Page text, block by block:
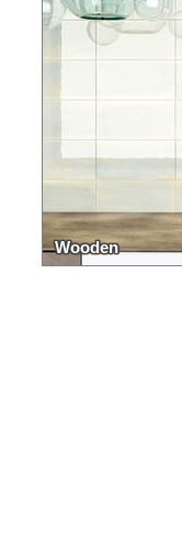
Wooden